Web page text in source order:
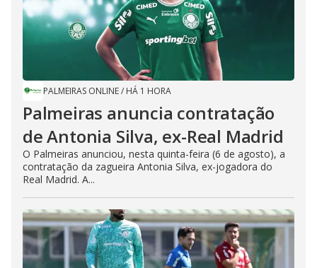
PALMEIRAS ONLINE/ HÁ 1 HORA
Palmeiras anuncia contratação
de Antonia Silva, ex-Real Madrid
O Palmeiras anunciou, nesta quinta-feira (6 de agosto), a
contratação da zagueira Antonia Silva, ex-jogadora do
Real Madrid. A...